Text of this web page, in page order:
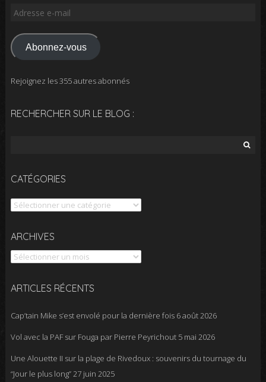
Adresse
mail
Abonnez-vous
Rejoignez les 355 autres abonnés
RECHERCHER SUR LE BLOG :
CATÉGORIES
Catégories
ARCHIVES
Archives
ARTICLES RÉCENTS
Cap’tain Mike s’est envolé pour la dernière fois 6 août 2026
Vol avec la PAF sur Fouga par Pierre Peyrichout 5 mai 2026
Une Alouette II sur la plage de Rivedoux : souvenirs du tournage du
“Jour le plus long”27 juin 2025